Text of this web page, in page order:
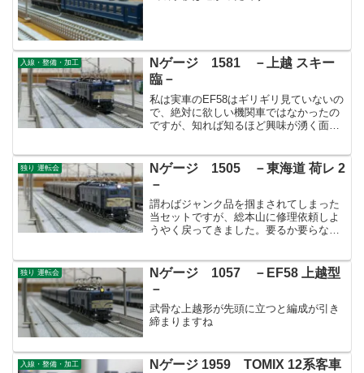
入線・整備・加工
Nゲージ 1581 －上越 スキー
臨－
私は実車のEF58はギリギリ見ていないの
で、絶対に欲しい機関車ではなかったの
ですが、知れば知るほど興味が湧く面白
す。。。
独り 運転会
Nゲージ 1505 －東海道 荷レ 2
－
謂わばジャンク品を掴まされてしまった
当セットですが、総本山に修理依頼しよ
うやく戻ってきました。要るか要らない
独り 運転会
Nゲージ 1057 －EF58 上越型
－
武骨な上越形が先頭に立つと編成が引き
締まりますね
入線・整備・加工
Nゲージ 1959 TOMIX 12系客車